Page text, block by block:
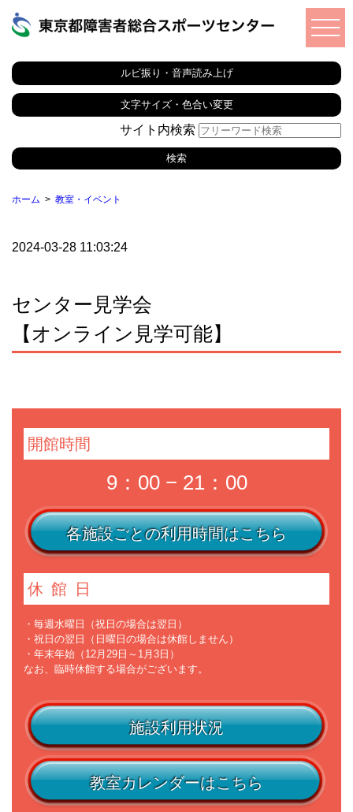
ルビ振り・音声読み上げ
文字サイズ・色合い変更
サイト内検索
ホーム 教室・イベント
2024-03-28 11:03:24
センター見学会
【オンライン見学可能】
開館時間
9：00 − 21：00
各施設ごとの利用時間はこちら
休館日
・毎週水曜日（祝日の場合は翌日）
・祝日の翌日（日曜日の場合は休館しません）
・年末年始（12月29日～1月3日）
なお、臨時休館する場合がございます。
施設利用状況
教室カレンダーはこちら